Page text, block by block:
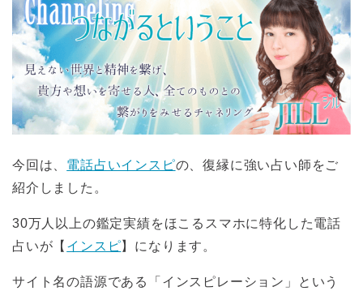
今回は、 電話占いインスピの、復縁に強い占い師をご
紹介しました。
30万人以上の鑑定実績をほこるスマホに特化した電話
占いが【 インスピ】になります。
サイト名の語源である「インスピレーション」という